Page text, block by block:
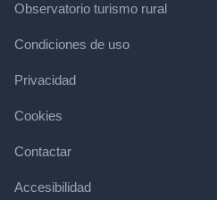
Observatorio turismo rural
Condiciones de uso
Privacidad
Cookies
Contactar
Accesibilidad